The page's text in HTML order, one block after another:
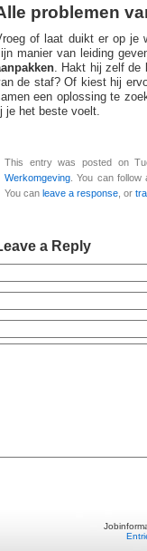
problemen
of laat duikt er op je
manier van leiding
. Hakt hij zelf de
de staf? Of kiest hij
een oplossing te
je het beste voelt.
This entry was posted on
Werkomgeving . You can
You can leave a response , or
a Reply